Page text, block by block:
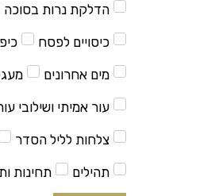
הדלקת נרות בסוכה
כיסויים לפסח
מים אחרונים
עור אמיתי ושילובי
צלחות לליל הסדר
תהילים תחינות